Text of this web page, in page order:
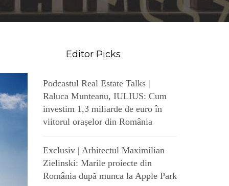
Editor Picks
Podcastul Real Estate Talks |
Raluca Munteanu, IULIUS: Cum
investim 1,3 miliarde de euro în
viitorul orașelor din România
Exclusiv | Arhitectul Maximilian
Zielinski: Marile proiecte din
România după munca la Apple Park